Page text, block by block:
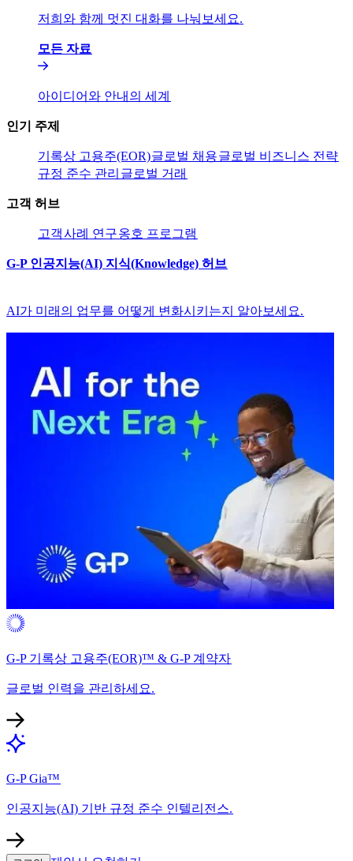
저희와 함께 멋진 대화를 나눠보세요.​​
모든 자료​​
아이디어와 안내의 세계​​
인기 주제​​
기록상 고용주(EOR)​​글로벌 채용​​글로벌 비즈니스 전략​​
규정 준수 관리​​ 글로벌 거래​​
고객 허브​​
고객​​사례 연구​​옹호 프로그램​​
G-P 인공지능(AI) 지식(Knowledge) 허브​​
AI가 미래의 업무를 어떻게 변화시키는지 알아보세요.​​
G-P 기록상 고용주(EOR)™ & G-P 계약자​​
글로벌 인력을 관리하세요.​​
G-P Gia™​​
인공지능(AI) 기반 규정 준수 인텔리전스.​​